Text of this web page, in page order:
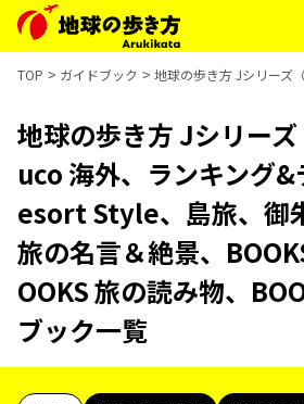
TOP ガイドブック 地球の歩き方 Jシリーズ
地球の歩き方 Jシリー
uco 海外、ランキング&
esort Style、島旅、御
旅の名言＆絶景、
OOKS 旅の読み物、
ブック一覧